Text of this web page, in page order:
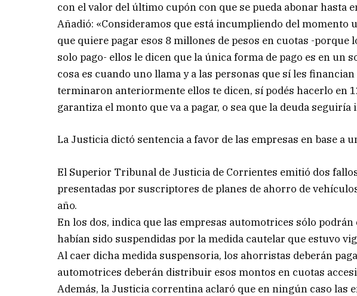
con el valor del último cupón con que se pueda abonar hasta
Añadió: «Consideramos que está incumpliendo del momento
que quiere pagar esos 8 millones de pesos en cuotas -porque
solo pago- ellos le dicen que la única forma de pago es en un
cosa es cuando uno llama y a las personas que sí les
terminaron anteriormente ellos te dicen, sí podés hacerlo en
garantiza el monto que va a pagar, o sea que la deuda
La Justicia dictó sentencia a favor de las empresas en base a
El Superior Tribunal de Justicia de Corrientes emitió dos
presentadas por suscriptores de planes de ahorro de
año.
En los dos, indica que las empresas automotrices sólo
habían sido suspendidas por la medida cautelar que estuvo
Al caer dicha medida suspensoria, los ahorristas deberán
automotrices deberán distribuir esos montos en cuotas
Además, la Justicia correntina aclaró que en ningún caso las